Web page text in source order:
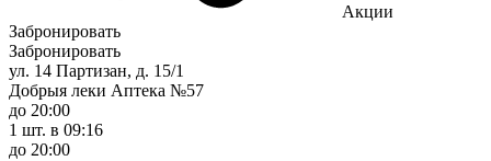
Акции
Забронировать
Забронировать
ул. 14 Партизан, д. 15/1
Добрыя леки Аптека №57
до 20:00
1 шт. в 09:16
до 20:00